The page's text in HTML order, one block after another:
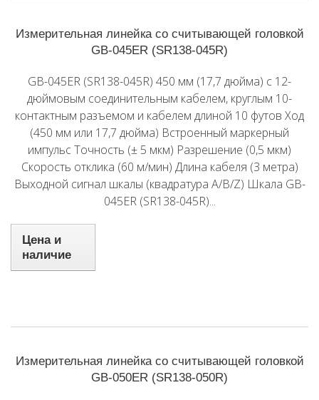
Измерительная линейка со считывающей головкой
GB-045ER (SR138-045R)
GB-045ER (SR138-045R) 450 мм (17,7 дюйма) с 12-
дюймовым соединительным кабелем, круглым 10-
контактным разъемом и кабелем длиной 10 футов Ход
(450 мм или 17,7 дюйма) Встроенный маркерный
импульс Точность (± 5 мкм) Разрешение (0,5 мкм)
Скорость отклика (60 м/мин) Длина кабеля (3 метра)
Выходной сигнал шкалы (квадратура A/B/Z) Шкала GB-
045ER (SR138-045R)...
Цена и
наличие
Измерительная линейка со считывающей головкой
GB-050ER (SR138-050R)